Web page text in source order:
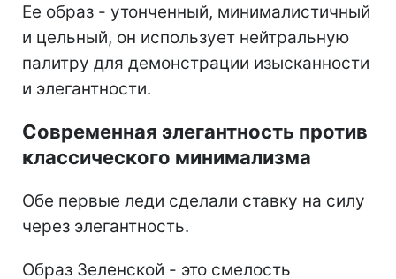
Ее образ - утонченный, минималистичный
и цельный, он использует нейтральную
палитру для демонстрации изысканности
и элегантности.
Современная элегантность против
классического минимализма
Обе первые леди сделали ставку на силу
через элегантность.
Образ Зеленской - это смелость